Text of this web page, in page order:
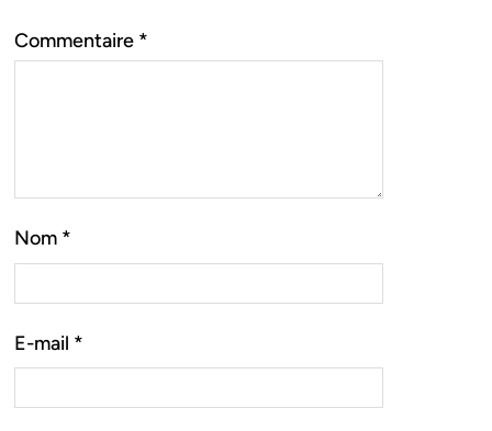
Commentaire *
Nom *
E-mail *